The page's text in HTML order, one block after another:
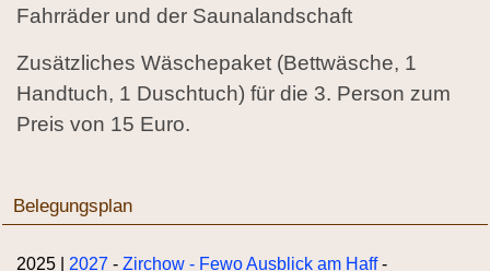
Fahrräder und der Saunalandschaft
Zusätzliches Wäschepaket (Bettwäsche, 1
Handtuch, 1 Duschtuch) für die 3. Person zum
Preis von 15 Euro.
Belegungsplan